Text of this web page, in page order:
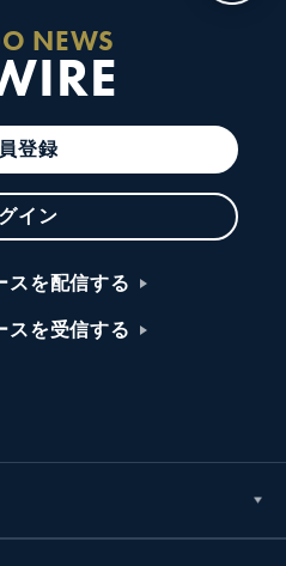
NEWS
登録
イン
スを配信する
スを受信する